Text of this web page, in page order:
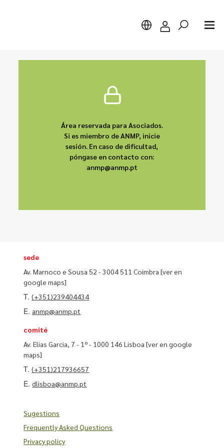
Área reservada para Asociados.
Si es miembro de ANMP, inicie
sesión. En caso de dificultad,
póngase en contacto con:
anmp@anmp.pt
sede
Av. Marnoco e Sousa 52 - 3004 511 Coimbra[ver en
google maps]
T.(+351)239404434
E. anmp@anmp.pt
comité
Av. Elias Garcia, 7 - 1º - 1000 146 Lisboa[ver en google
maps]
T.(+351)217936657
E.dlisboa@anmp.pt
Sugestions
Frequently Asked Questions
Privacy policy